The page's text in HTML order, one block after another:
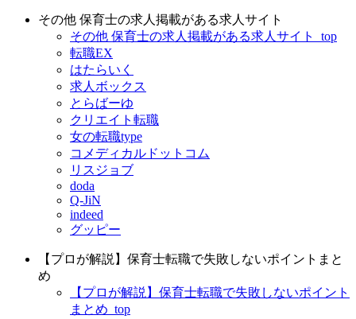
その他 保育士の求人掲載がある求人サイト
その他 保育士の求人掲載がある求人サイト_top
転職EX
はたらいく
求人ボックス
とらばーゆ
クリエイト転職
女の転職type
コメディカルドットコム
リスジョブ
doda
Q-JiN
indeed
グッピー
【プロが解説】保育士転職で失敗しないポイントまと
め
【プロが解説】保育士転職で失敗しないポイント
まとめ_top